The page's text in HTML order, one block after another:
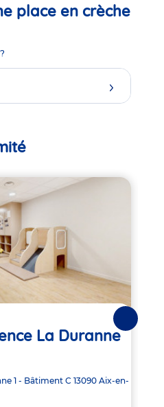
place en crèche
La Duranne
1 - Bâtiment C 13090 Aix-en-